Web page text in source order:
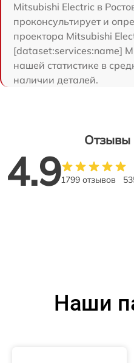
Mitsubishi Electric в
проконсультирует и
проектора Mitsubishi
[dataset:services:name]
нашей статистике в
наличии деталей.
Отзывы
4.91799 отзывов
Наши